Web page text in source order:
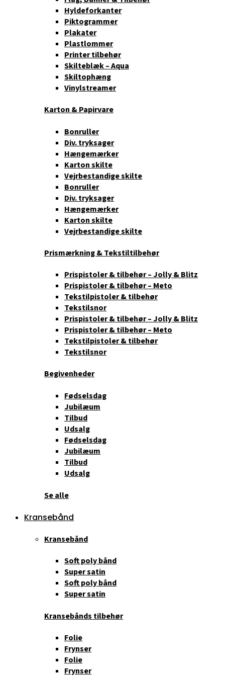
Hyldeforkanter
Piktogrammer
Plakater
Plastlommer
Printer tilbehør
Skilteblæk – Aqua
Skiltophæng
Vinylstreamer
Karton & Papirvare
Bonruller
Div. tryksager
Hængemærker
Karton skilte
Vejrbestandige skilte
Bonruller
Div. tryksager
Hængemærker
Karton skilte
Vejrbestandige skilte
Prismærkning & Tekstiltilbehør
Prispistoler & tilbehør – Jolly & Blitz
Prispistoler & tilbehør – Meto
Tekstilpistoler & tilbehør
Tekstilsnor
Prispistoler & tilbehør – Jolly & Blitz
Prispistoler & tilbehør – Meto
Tekstilpistoler & tilbehør
Tekstilsnor
Begivenheder
Fødselsdag
Jubilæum
Tilbud
Udsalg
Fødselsdag
Jubilæum
Tilbud
Udsalg
Se alle
Kransebånd
Kransebånd
Soft poly bånd
Super satin
Soft poly bånd
Super satin
Kransebånds tilbehør
Folie
Frynser
Folie
Frynser